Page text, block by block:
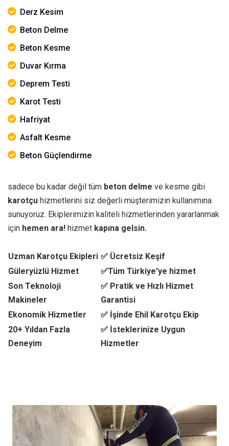
Derz Kesim
Beton Delme
Beton Kesme
Duvar Kırma
Deprem Testi
Karot Testi
Hafriyat
Asfalt Kesme
Beton Güçlendirme
sadece bu kadar değil tüm beton delme ve kesme gibi
karotçu hizmetlerini siz değerli müşterimizin kullanımına
sunuyoruz. Ekiplerimizin kaliteli hizmetlerinden yararlanmak
için hemen ara! hizmet kapına gelsin.
Uzman Karotçu Ekipleri ✅ Ücretsiz Keşif
Güleryüzlü Hizmet
✅Tüm Türkiye'ye hizmet
Son Teknoloji
Makineler
✅ Pratik ve Hızlı Hizmet
Garantisi
Ekonomik Hizmetler
✅ İşinde Ehil Karotçu Ekip
20+ Yıldan Fazla
Deneyim
✅ İsteklerinize Uygun
Hizmetler